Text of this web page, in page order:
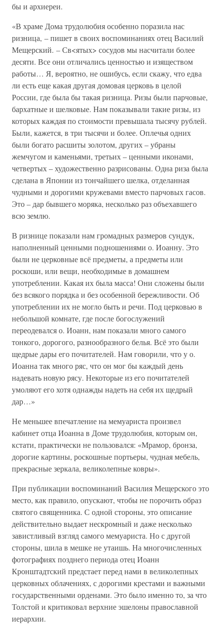
бы и архиереи.
«В храме Дома трудолюбия особенно поразила нас
ризница, – пишет в своих воспоминаниях отец Василий
Мещерский. – Св<ятых> сосудов мы насчитали более
десяти. Все они отличались ценностью и изяществом
работы… Я, вероятно, не ошибусь, если скажу, что едва
ли есть еще какая другая домовая церковь в целой
России, где была бы такая ризница. Ризы были парчовые,
бархатные и шелковые. Нам показывали такие ризы, из
которых каждая по стоимости превышала тысячу рублей.
Были, кажется, в три тысячи и более. Оплечья одних
были богато расшиты золотом, других – убраны
жемчугом и каменьями, третьих – ценными иконами,
четвертых – художественно разрисованы. Одна риза была
сделана в Японии из тончайшего шелка, отделанная
чудными и дорогими кружевами вместо парчовых гасов.
Это – дар бывшего моряка, несколько раз объехавшего
всю землю.
В ризнице показали нам громадных размеров сундук,
наполненный ценными подношениями о. Иоанну. Это
были не церковные всё предметы, а предметы или
роскоши, или вещи, необходимые в домашнем
употреблении. Какая их была масса! Они сложены были
без всякого порядка и без особенной бережливости. Об
употреблении их не могло быть и речи. Под церковью в
небольшой комнате, где после богослужений
переодевался о. Иоанн, нам показали много самого
тонкого, дорогого, разнообразного белья. Всё это были
щедрые дары его почитателей. Нам говорили, что у о.
Иоанна так много ряс, что он мог бы каждый день
надевать новую рясу. Некоторые из его почитателей
умоляют его хотя однажды надеть на себя их щедрый
дар…»
Не меньшее впечатление на мемуариста произвел
кабинет отца Иоанна в Доме трудолюбия, которым он,
кстати, практически не пользовался: «Мрамор, бронза,
дорогие картины, роскошные портьеры, чудная мебель,
прекрасные зеркала, великолепные ковры».
При публикации воспоминаний Василия Мещерского это
место, как правило, опускают, чтобы не порочить образ
святого священника. С одной стороны, это описание
действительно выдает нескромный и даже несколько
завистливый взгляд самого мемуариста. Но с другой
стороны, шила в мешке не утаишь. На многочисленных
фотографиях позднего периода отец Иоанн
Кронштадтский предстает перед нами в великолепных
церковных облачениях, с дорогими крестами и важными
государственными орденами. Это было именно то, за что
Толстой и критиковал верхние эшелоны православной
иерархии.